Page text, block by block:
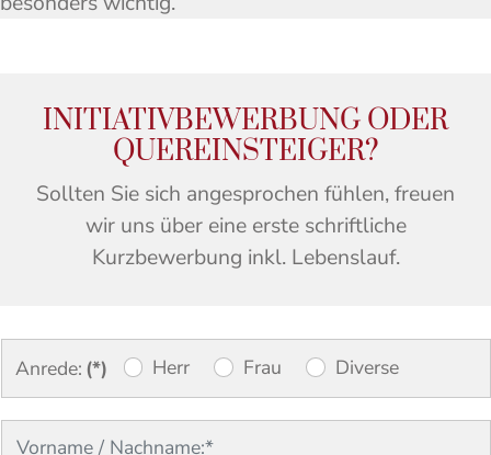
INITIATIVBEWERBUNG ODER
QUEREINSTEIGER?
Sollten Sie sich angesprochen fühlen, freuen
wir uns über eine erste schriftliche
Kurzbewerbung inkl. Lebenslauf.
Anrede: (*) Herr Frau Diverse